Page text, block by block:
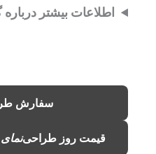
اطلاعات بیشتر
سفارش
قیمت روز طراحی